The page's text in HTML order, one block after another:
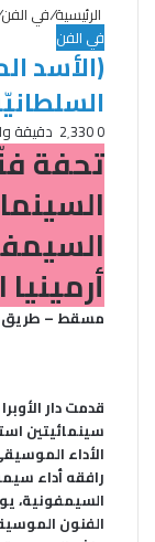
الرئيسية/في الفن
في الفن
(الأسد
0 دقيقة
تحفة
مسقط – طريق
قدمت دار
سينمائيتين
الأداء
رافقه أداء
الفنون